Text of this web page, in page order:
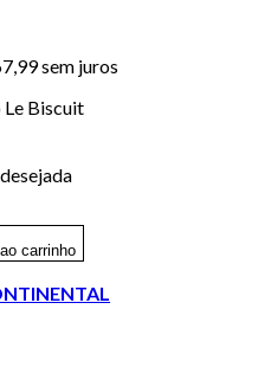
sem juros
Le Biscuit
carrinho